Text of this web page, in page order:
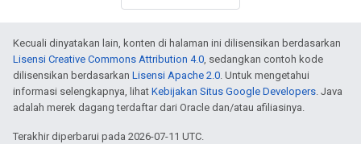
Kecuali dinyatakan lain, konten di halaman ini dilisensikan berdasarkan
Lisensi Creative Commons Attribution 4.0, sedangkan contoh kode
dilisensikan berdasarkan Lisensi Apache 2.0. Untuk mengetahui
informasi selengkapnya, lihat Kebijakan Situs Google Developers. Java
adalah merek dagang terdaftar dari Oracle dan/atau afiliasinya.
Terakhir diperbarui pada 2026-07-11 UTC.